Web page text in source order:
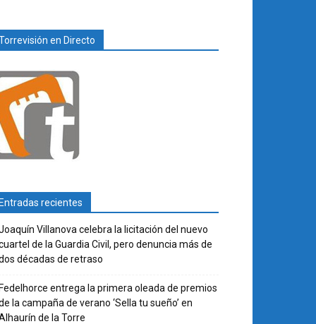
en Directo
recientes
Villanova celebra la licitación del nuevo
de la Guardia Civil, pero denuncia más de
décadas de retraso
entrega la primera oleada de premios
la campaña de verano ‘Sella tu sueño’ en
de la Torre